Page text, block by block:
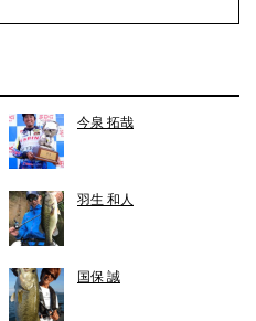
今泉 拓哉
羽生 和人
国保 誠